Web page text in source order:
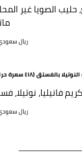
الصويا غير
63 ريال
بالفستق (٤١٨ سعرة حرارية)
فانيليا، نوتيلا،
74 ريال